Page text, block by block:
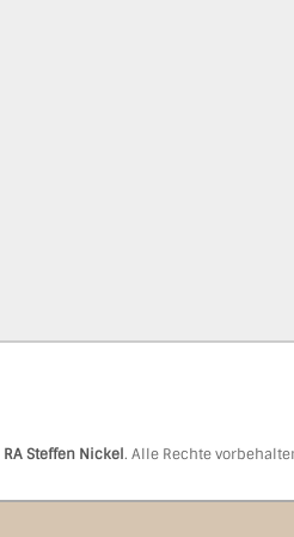
RA Steffen Nickel. Alle Rechte